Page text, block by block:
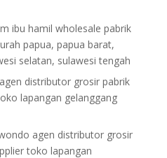
ibu hamil wholesale pabrik
papua, papua barat,
selatan, sulawesi tengah
distributor grosir pabrik
lapangan gelanggang
agen distributor grosir
toko lapangan